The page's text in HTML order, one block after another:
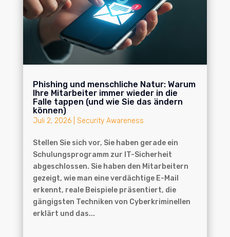
Phishing und menschliche Natur: Warum
Ihre Mitarbeiter immer wieder in die
Falle tappen (und wie Sie das ändern
können)
Juli 2, 2026| Security Awareness
Stellen Sie sich vor, Sie haben gerade ein
Schulungsprogramm zur IT-Sicherheit
abgeschlossen. Sie haben den Mitarbeitern
gezeigt, wie man eine verdächtige E-Mail
erkennt, reale Beispiele präsentiert, die
gängigsten Techniken von Cyberkriminellen
erklärt und das...